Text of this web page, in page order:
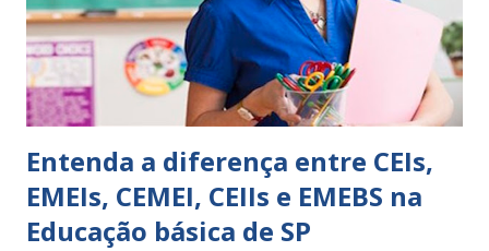
Apresenta dificuldades de auto-regulação, pois… É nervoso
Ainda não desenvolveu habilidades para convívio no
ambiente...
Entenda a diferença entre CEIs,
EMEIs, CEMEI, CEIIs e EMEBS na
Educação básica de SP